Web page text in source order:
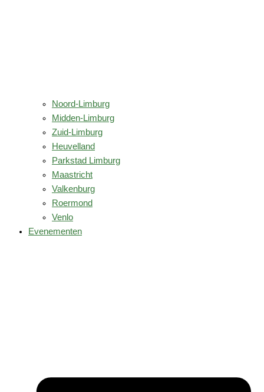
Noord-Limburg
Midden-Limburg
Zuid-Limburg
Heuvelland
Parkstad Limburg
Maastricht
Valkenburg
Roermond
Venlo
Evenementen